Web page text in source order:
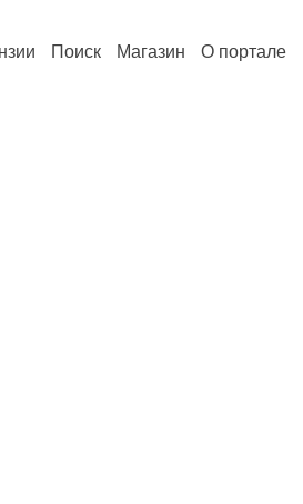
Поиск Магазин О портале